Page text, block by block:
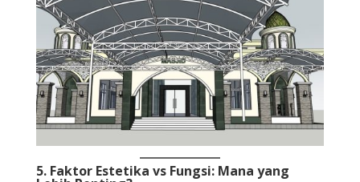
5. Faktor Estetika vs Fungsi: Mana yang